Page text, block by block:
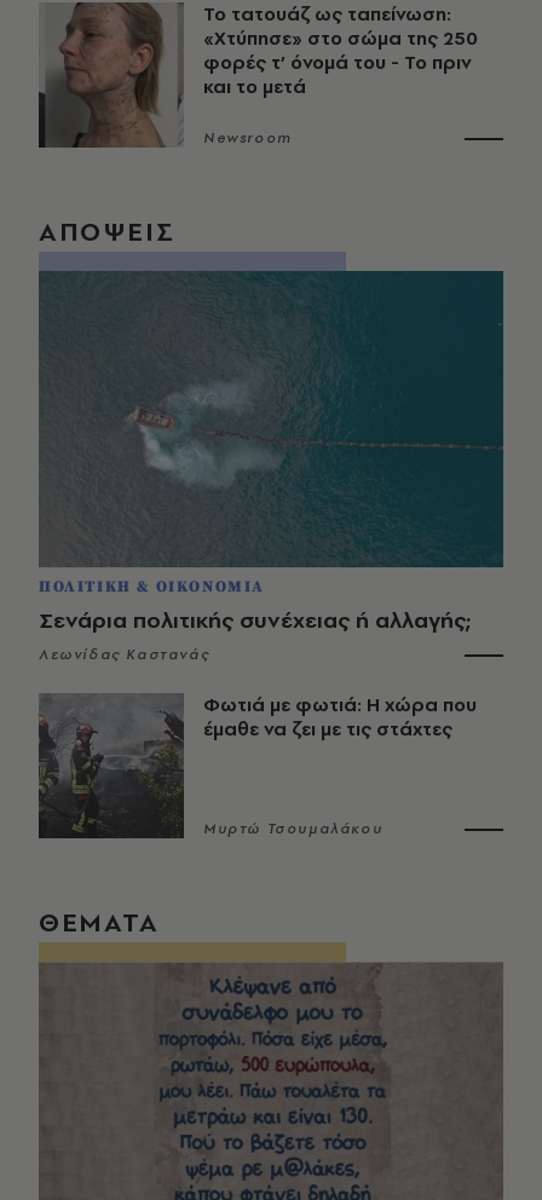
Το τατουάζ ως ταπείνωση:
«Χτύπησε» στο σώμα της 250
φορές τ’ όνομά του - Το πριν
και το μετά
Newsroom
ΑΠΟΨΕΙΣ
ΠΟΛΙΤΙΚΗ & ΟΙΚΟΝΟΜΙΑ
Σενάρια πολιτικής συνέχειας ή αλλαγής;
Λεωνίδας Καστανάς
Φωτιά με φωτιά: Η χώρα που
έμαθε να ζει με τις στάχτες
Μυρτώ Τσουμαλάκου
ΘΕΜΑΤΑ